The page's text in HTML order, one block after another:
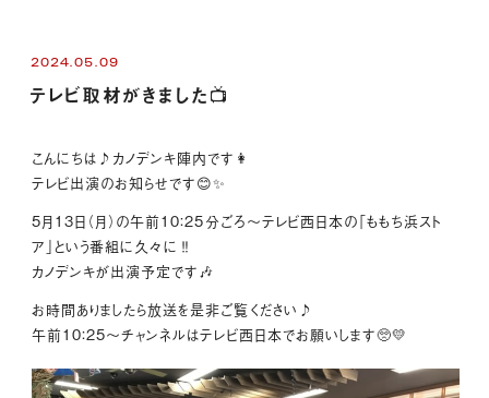
2024.05.09
テレビ取材がきました📺
こんにちは♪カノデンキ陣内です👩
テレビ出演のお知らせです😊✨
5月13日（月）の午前10：25分ごろ～テレビ西日本の「ももち浜スト
ア」という番組に久々に‼
カノデンキが出演予定です🎶
お時間ありましたら放送を是非ご覧ください♪
午前10：25～チャンネルはテレビ西日本でお願いします🥺💛